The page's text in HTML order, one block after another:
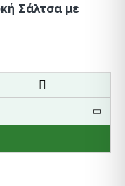
Σάλτσα με